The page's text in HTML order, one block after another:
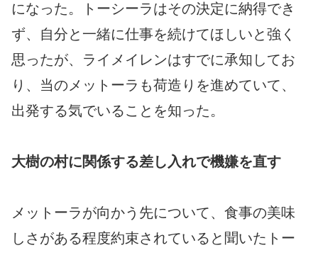
になった。トーシーラはその決定に納得でき
ず、自分と一緒に仕事を続けてほしいと強く
思ったが、ライメイレンはすでに承知してお
り、当のメットーラも荷造りを進めていて、
出発する気でいることを知った。
大樹の村に関係する差し入れで機嫌を直す
メットーラが向かう先について、食事の美味
しさがある程度約束されていると聞いたトー